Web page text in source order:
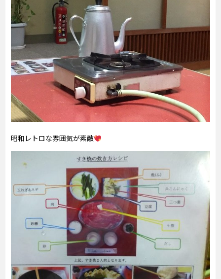
昭和レトロな雰囲気が素敵